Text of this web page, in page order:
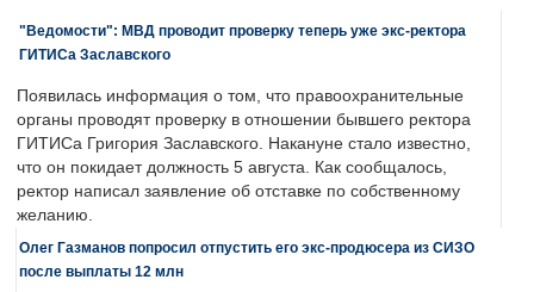
"Ведомости": МВД проводит проверку теперь уже экс-ректора
ГИТИСа Заславского
Появилась информация о том, что правоохранительные
органы проводят проверку в отношении бывшего ректора
ГИТИСа Григория Заславского. Накануне стало известно,
что он покидает должность 5 августа. Как сообщалось,
ректор написал заявление об отставке по собственному
желанию.
Олег Газманов попросил отпустить его экс-продюсера из СИЗО
после выплаты 12 млн